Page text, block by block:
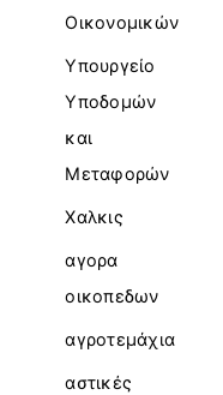
Οικονομικών
Υπουργείο
Υποδομών
και
Μεταφορών
Χαλκις
αγορα
οικοπεδων
αγροτεμάχια
αστικές